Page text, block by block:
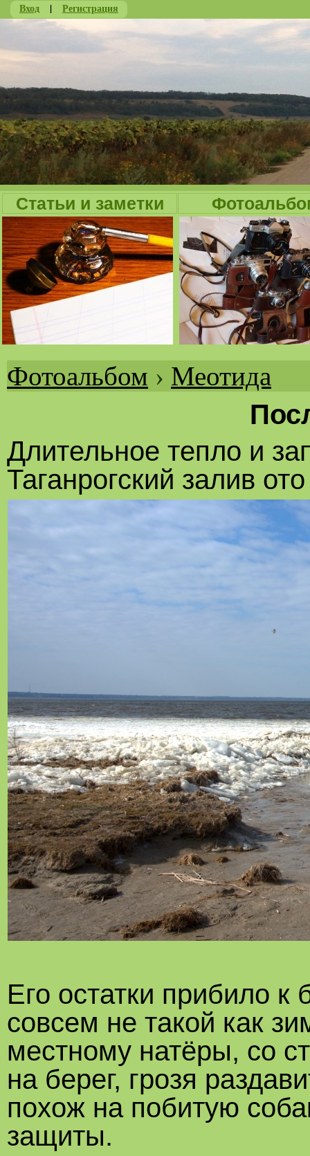
Вход | Регистрация
Статьи и заметки
Вы
Фотоальбом › Меотида
Длительное тепло и
Таганрогский залив
Его остатки прибило к
совсем не такой как
местному натёры, со
на берег, грозя
похож на побитую
защиты.